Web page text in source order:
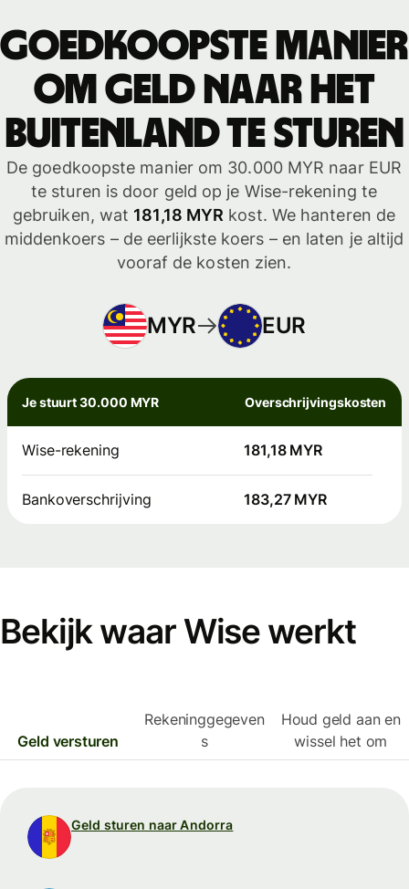
Goedkoopste manier
om geld naar het
buitenland te sturen
De goedkoopste manier om 30.000 MYR naar EUR
te sturen is door geld op je Wise-rekening te
gebruiken, wat 181,18 MYR kost. We hanteren de
middenkoers – de eerlijkste koers – en laten je altijd
vooraf de kosten zien.
MYR EUR
Je stuurt 30.000 MYR Overschrijvingskosten
Wise-rekening 181,18 MYR
Bankoverschrijving 183,27 MYR
Bekijk waar Wise werkt
Geld versturen
Rekeninggegeven
s
Houd geld aan en
wissel het om
Geld sturen naar Andorra